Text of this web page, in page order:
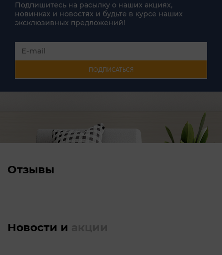
Подпишитесь на расылку о наших акциях,
новинках и новостях и будьте в курсе наших
эксклюзивных предложений!
ПОДПИСАТЬСЯ
Отзывы
Новости и